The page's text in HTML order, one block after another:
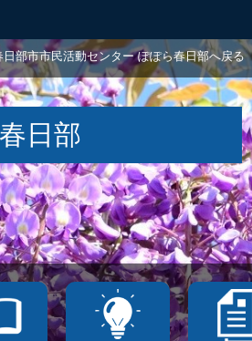
日部市市民活動センター ぽぽら春日部へ戻る
日部